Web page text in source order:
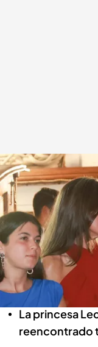
La reina Letizia y la
Elcano en Panamá.
Redacción
04 MAY 2025 -
La reina
deslumbran en
parada en
La princesa
reencontrado